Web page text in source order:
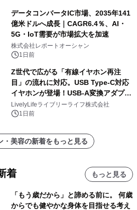
データコンバータIC市場、2035年141
億米ドルへ成長｜CAGR6.4％、AI・
5G・IoT需要が市場拡大を加速
株式会社レポートオーシャン
1日前
Z世代で広がる「有線イヤホン再注
目」の流れに対応。USB Type-C対応
イヤホンが登場！USB-A変換アダプタ
ー付きでスマホからパソコンまで幅広
く活用可能
LivelyLifeライブリーライフ株式会社
1日前
・美容の新着をもっと見る
着 もっと見る
「もう歳だから」と諦める前に。 何歳
からでも健やかな身体を目指せる考え